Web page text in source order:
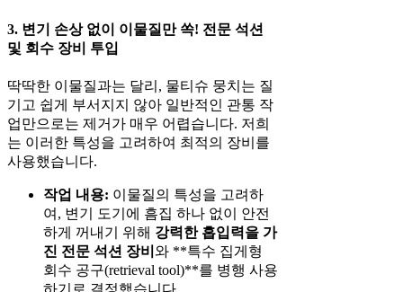
3. 변기 손상 없이 이물질만 쏙! 전문 석션
및 회수 장비 투입
딱딱한 이물질과는 달리, 물티슈 뭉치는 질
기고 쉽게 부서지지 않아 일반적인 관통 작
업만으로는 제거가 매우 어렵습니다. 저희
는 이러한 특성을 고려하여 최적의 장비를
사용했습니다.
작업 내용: 이물질의 특성을 고려하
여, 변기 도기에 흠집 하나 없이 안전
하게 꺼내기 위해 강력한 흡입력을 가
진 전문 석션 장비 와 **특수 집게형
회수 공구(retrieval tool)**를 병행 사용